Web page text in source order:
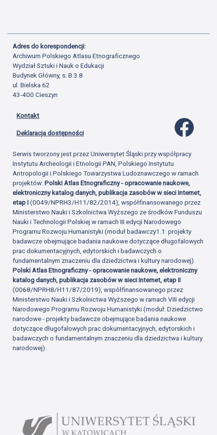
Adres do korespondencji:
Archiwum Polskiego Atlasu Etnograficznego
Wydział Sztuki i Nauk o Edukacji
Budynek Główny, s. B.3.8
ul. Bielska 62
43-400 Cieszyn
Kontakt
Deklaracja dostępności
Serwis tworzony jest przez Uniwersytet Śląski przy współpracy
Instytutu Archeologii i Etnologii PAN, Polskiego Instytutu
Antropologii i Polskiego Towarzystwa Ludoznawczego w ramach
projektów:Polski Atlas Etnograficzny - opracowanie naukowe,
elektroniczny katalog danych, publikacja zasobów w sieci Internet,
etap I(0049/NPRH3/H11/82/2014), współfinansowanego przez
Ministerstwo Nauki i Szkolnictwa Wyższego ze środków Funduszu
Nauki i Technologii Polskiej w ramach III edycji Narodowego
Programu Rozwoju Humanistyki (moduł badawczy1.1: projekty
badawcze obejmujące badania naukowe dotyczące długofalowych
prac dokumentacyjnych, edytorskich i badawczych o
fundamentalnym znaczeniu dla dziedzictwa i kultury narodowej).
Polski Atlas Etnograficzny - opracowanie naukowe, elektroniczny
katalog danych, publikacja zasobów w sieci Internet, etap II
(0068/NPRH8/H11/87/2019), współfinansowanego przez
Ministerstwo Nauki i Szkolnictwa Wyższego w ramach VIII edycji
Narodowego Programu Rozwoju Humanistyki (moduł: Dziedzictwo
narodowe - projekty badawcze obejmujące badania naukowe
dotyczące długofalowych prac dokumentacyjnych, edytorskich i
badawczych o fundamentalnym znaczeniu dla dziedzictwa i kultury
narodowej).